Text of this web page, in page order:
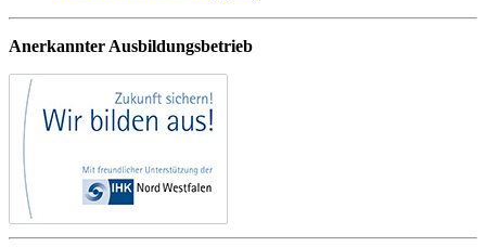
Anerkannter Ausbildungsbetrieb